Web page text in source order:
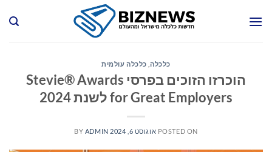
כלכלה, כלכלה עולמית
הוכרזו הזוכים בפרסי Stevie® Awards
for Great Employers לשנת 2024
POSTED ON אוגוסט 6, 2024 BY ADMIN